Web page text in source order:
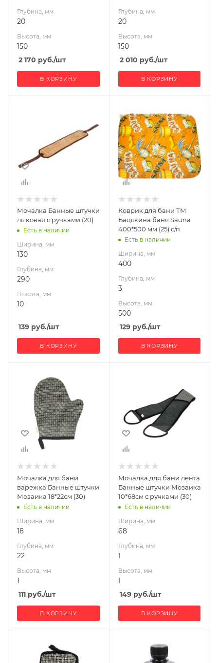
Глубина, мм
20
Высота, мм
150
2 170 руб./шт
В КОРЗИНУ
Глубина, мм
20
Высота, мм
150
2 010 руб./шт
В КОРЗИНУ
Высота, мм
10
Мочалка Банные штучки
лыковая с ручками (20)
Есть в наличии
Ширина, мм
130
Глубина, мм
290
Высота, мм
10
139 руб./шт
В КОРЗИНУ
400
Глубина, мм
3
Высота, мм
500
Коврик для бани ТМ
Бацькина баня Sauna
400*500 мм (25) с/п
Есть в наличии
Ширина, мм
400
Глубина, мм
3
Высота, мм
500
129руб./шт
В КОРЗИНУ
Ширина, мм
Глубина, мм
Высота, мм
Мочалка для бани
варежка Банные штучки
Мозаика 18*22см (30)
Есть в наличии
Ширина, мм
18
Глубина, мм
22
Высота, мм
1
111 руб./шт
В КОРЗИНУ
Высота, мм
Мочалка для бани лента
Банные штучки Мозаика
10*68см с ручками (30)
Есть в наличии
Ширина, мм
68
Глубина, мм
1
Высота, мм
1
149руб./шт
В КОРЗИНУ